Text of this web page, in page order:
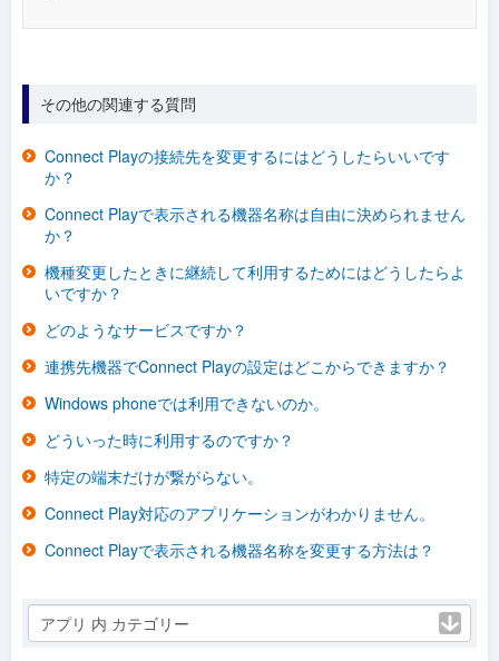
その他の関連する質問
Connect Playの接続先を変更するにはどうしたらいいです
か？
Connect Playで表示される機器名称は自由に決められません
か？
機種変更したときに継続して利用するためにはどうしたらよ
いですか？
どのようなサービスですか？
連携先機器でConnect Playの設定はどこからできますか？
Windows phoneでは利用できないのか。
どういった時に利用するのですか？
特定の端末だけが繋がらない。
Connect Play対応のアプリケーションがわかりません。
Connect Playで表示される機器名称を変更する方法は？
アプリ 内 カテゴリー